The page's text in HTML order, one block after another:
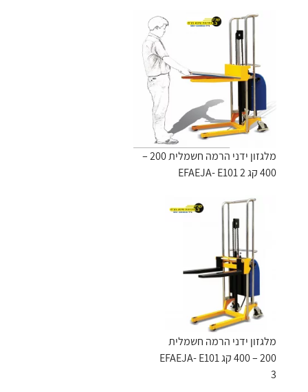
מלגזון ידני הרמה חשמלית 200 –
400 קג EFAEJA- E101 2
מלגזון ידני הרמה חשמלית
200 – 400 קג EFAEJA- E101
3